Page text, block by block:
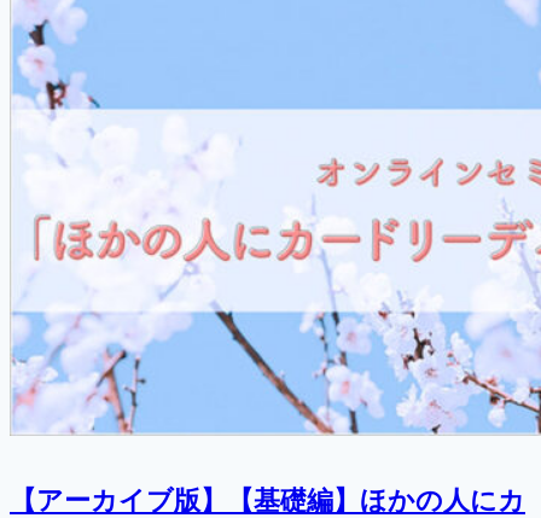
【アーカイブ版】【基礎編】ほかの人にカ